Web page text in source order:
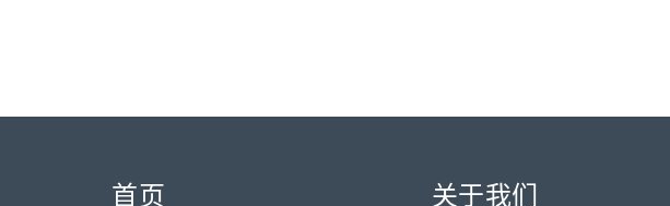
首页 关于我们